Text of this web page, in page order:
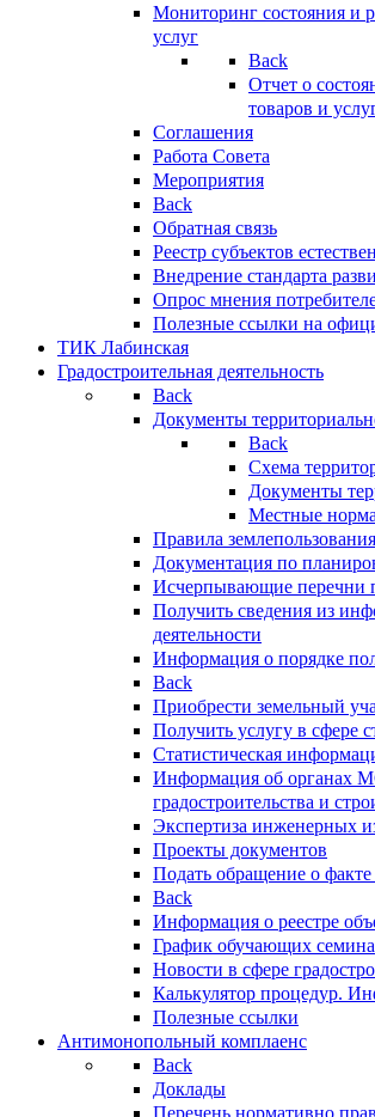
Мониторинг состояния и
услуг
Back
Отчет о
товаров и
Соглашения
Работа Совета
Мероприятия
Back
Обратная связь
Реестр субъектов
Внедрение стандарта
Опрос мнения
Полезные ссылки на
ТИК Лабинская
Градостроительная деятельность
Back
Документы
Back
Схема
Документы
Местные
Правила
Документация по
Исчерпывающие перечни
Получить сведения из
деятельности
Информация о порядке
Back
Приобрести земельный
Получить услугу в сфере
Статистическая
Информация об органах
градостроительства и
Экспертиза инженерных
Проекты документов
Подать обращение о факте
Back
Информация о реестре
График обучающих
Новости в сфере
Калькулятор процедур.
Полезные ссылки
Антимонопольный комплаенс
Back
Доклады
Перечень нормативно